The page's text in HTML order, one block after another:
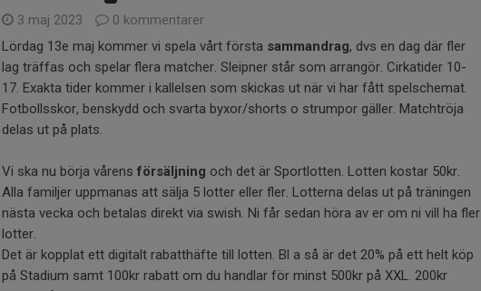
3 maj 2023
0 kommentarer
Lördag 13e maj kommer vi spela vårt första sammandrag, dvs en dag där fler
lag träffas och spelar flera matcher. Sleipner står som arrangör. Cirkatider 10-
17. Exakta tider kommer i kallelsen som skickas ut när vi har fått spelschemat.
Fotbollsskor, benskydd och svarta byxor/shorts o strumpor gäller. Matchtröja
delas ut på plats.
Vi ska nu börja vårens försäljning och det är Sportlotten. Lotten kostar 50kr.
Alla familjer uppmanas att sälja 5 lotter eller fler. Lotterna delas ut på träningen
nästa vecka och betalas direkt via swish. Ni får sedan höra av er om ni vill ha fler
lotter.
Det är kopplat ett digitalt rabatthäfte till lotten. Bl a så är det 20% på ett helt köp
på Stadium samt 100kr rabatt om du handlar för minst 500kr på XXL. 200kr